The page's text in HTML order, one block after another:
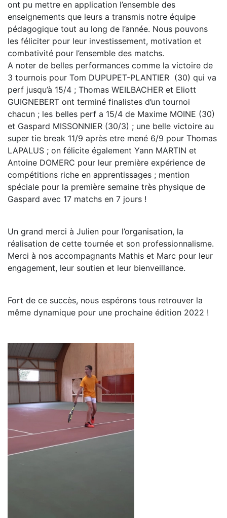
ont pu mettre en application l’ensemble des
enseignements que leurs a transmis notre équipe
pédagogique tout au long de l’année. Nous pouvons
les féliciter pour leur investissement, motivation et
combativité pour l’ensemble des matchs.
A noter de belles performances comme la victoire de
3 tournois pour Tom DUPUPET-PLANTIER (30) qui va
perf jusqu’à 15/4 ; Thomas WEILBACHER et Eliott
GUIGNEBERT ont terminé finalistes d’un tournoi
chacun ; les belles perf a 15/4 de Maxime MOINE (30)
et Gaspard MISSONNIER (30/3) ; une belle victoire au
super tie break 11/9 après etre mené 6/9 pour Thomas
LAPALUS ; on félicite également Yann MARTIN et
Antoine DOMERC pour leur première expérience de
compétitions riche en apprentissages ; mention
spéciale pour la première semaine très physique de
Gaspard avec 17 matchs en 7 jours !
Un grand merci à Julien pour l’organisation, la
réalisation de cette tournée et son professionnalisme.
Merci à nos accompagnants Mathis et Marc pour leur
engagement, leur soutien et leur bienveillance.
Fort de ce succès, nous espérons tous retrouver la
même dynamique pour une prochaine édition 2022 !